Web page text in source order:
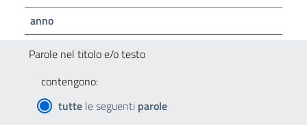
anno
Parole nel titolo e/o testo
contengono:
tutte le seguenti parole